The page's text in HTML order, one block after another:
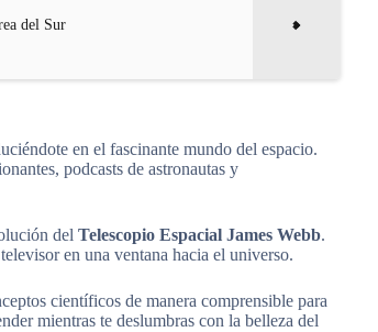
del Sur
en el fascinante mundo del espacio.
podcasts de astronautas y
del Telescopio Espacial James Webb.
en una ventana hacia el universo.
científicos de manera comprensible para
mientras te deslumbras con la belleza del